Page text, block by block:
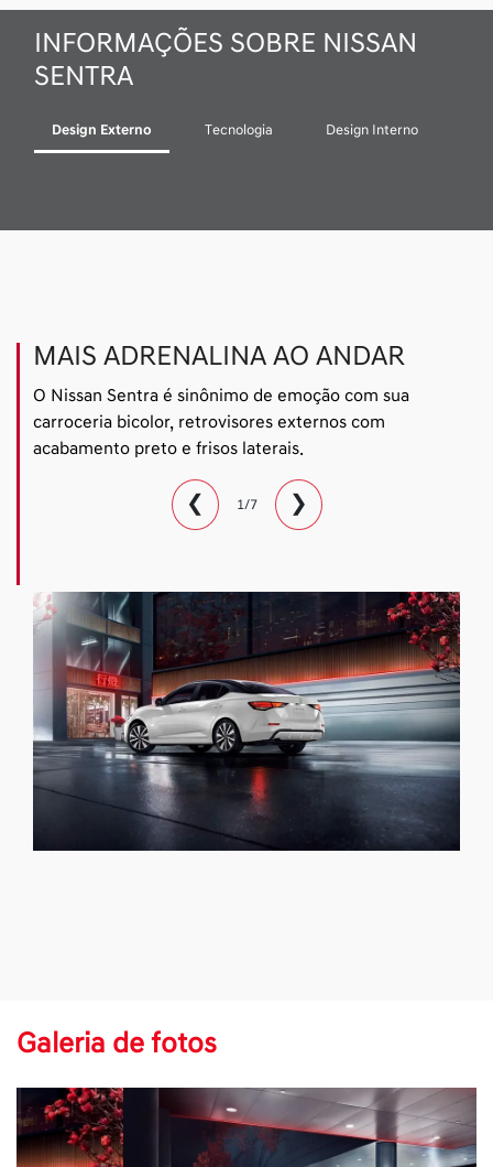
INFORMAÇÕES SOBRE NISSAN
SENTRA
Design Externo Tecnologia Design Interno
MAIS ADRENALINA AO ANDAR
O Nissan Sentra é sinônimo de emoção com sua
carroceria bicolor, retrovisores externos com
acabamento preto e frisos laterais.
❮ 1/7 ❯
Galeria de fotos